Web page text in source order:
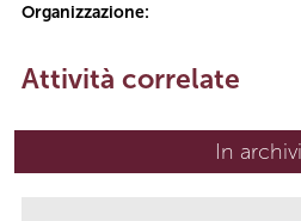
Organizzazione:
Attività correlate
In